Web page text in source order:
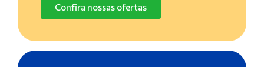
Confira nossas ofertas